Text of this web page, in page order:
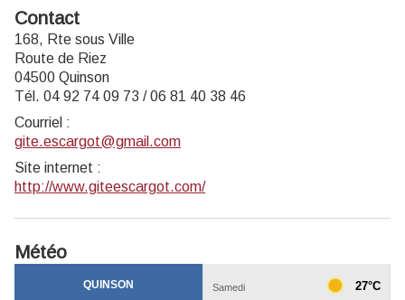
Contact
168, Rte sous Ville
Route de Riez
04500 Quinson
Tél. 04 92 74 09 73 / 06 81 40 38 46
Courriel :
gite.escargot@gmail.com
Site internet :
http://www.giteescargot.com/
Météo